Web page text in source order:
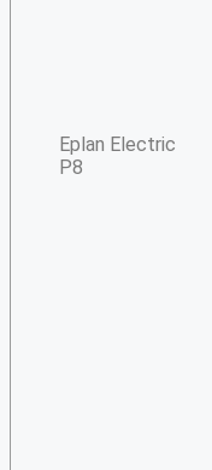
Eplan Electric
P8